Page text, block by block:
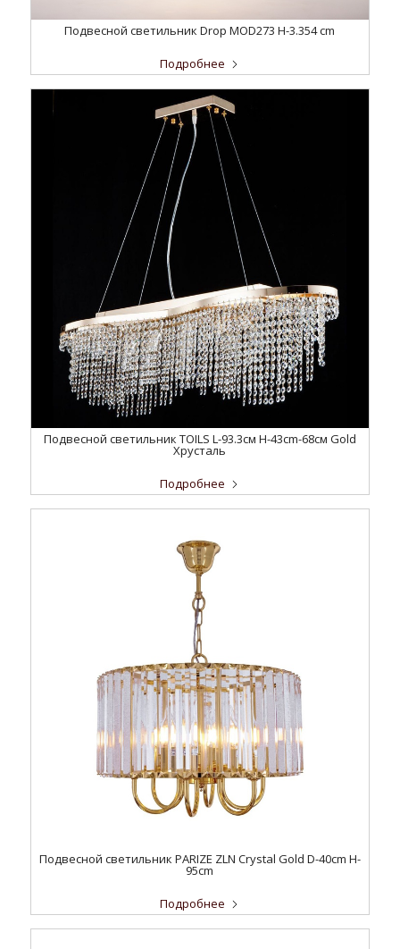
Подвесной светильник Drop MOD273 H-3.354 cm
Подробнее
Подвесной светильник TOILS L-93.3см H-43cm-68см Gold
Хрусталь
Подробнее
Подвесной светильник PARIZE ZLN Crystal Gold D-40cm H-
95cm
Подробнее